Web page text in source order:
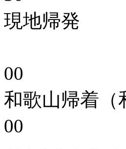
現地帰発
00
和歌山帰
00